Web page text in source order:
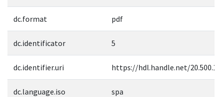
dc.format pdf
dc.identificator 5
dc.identifier.uri https://hdl.handle.net/
dc.language.iso spa